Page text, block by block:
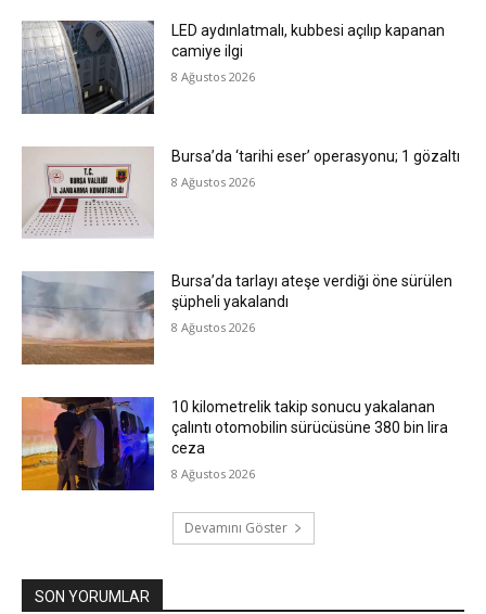
LED aydınlatmalı, kubbesi açılıp kapanan
camiye ilgi
8 Ağustos 2026
Bursa’da ‘tarihi eser’ operasyonu; 1 gözaltı
8 Ağustos 2026
Bursa’da tarlayı ateşe verdiği öne sürülen
şüpheli yakalandı
8 Ağustos 2026
10 kilometrelik takip sonucu yakalanan
çalıntı otomobilin sürücüsüne 380 bin lira
ceza
8 Ağustos 2026
Devamını Göster
SON YORUMLAR